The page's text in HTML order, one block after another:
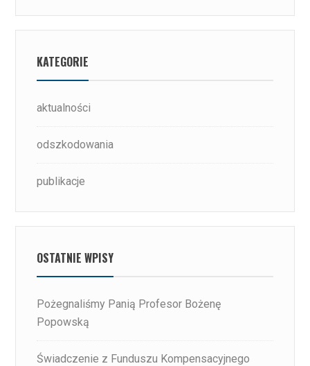
KATEGORIE
aktualności
odszkodowania
publikacje
OSTATNIE WPISY
Pożegnaliśmy Panią Profesor Bożenę
Popowską
Świadczenie z Funduszu Kompensacyjnego